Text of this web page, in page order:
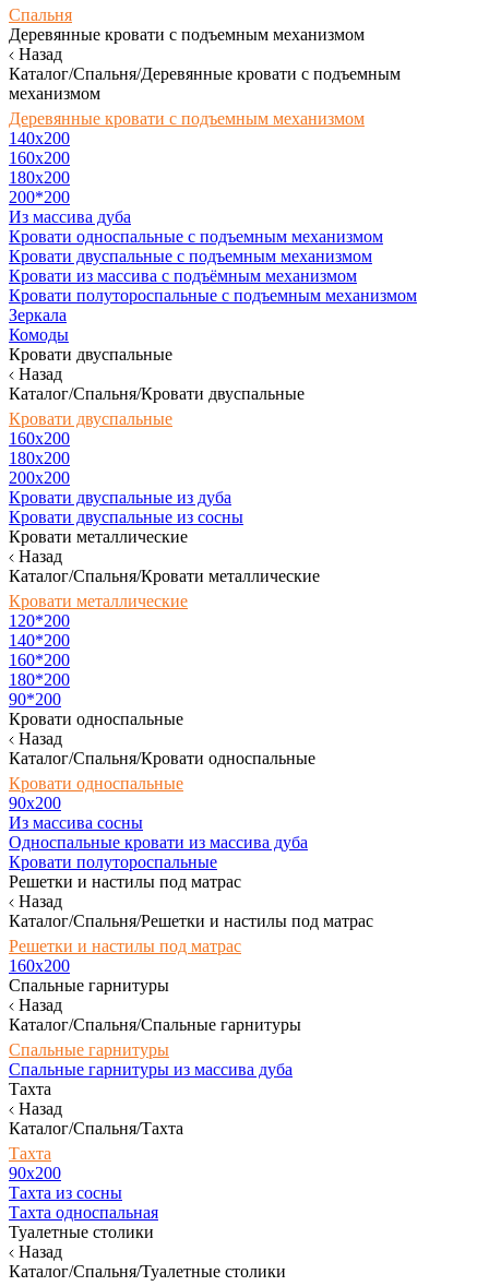
Спальня
Деревянные кровати с подъемным механизмом
Назад
Каталог/Спальня/Деревянные кровати с подъемным
механизмом
Деревянные кровати с подъемным механизмом
140x200
160х200
180х200
200*200
Из массива дуба
Кровати односпальные с подъемным механизмом
Кровати двуспальные с подъемным механизмом
Кровати из массива с подъёмным механизмом
Кровати полутороспальные с подъемным механизмом
Зеркала
Комоды
Кровати двуспальные
Назад
Каталог/Спальня/Кровати двуспальные
Кровати двуспальные
160х200
180x200
200x200
Кровати двуспальные из дуба
Кровати двуспальные из сосны
Кровати металлические
Назад
Каталог/Спальня/Кровати металлические
Кровати металлические
120*200
140*200
160*200
180*200
90*200
Кровати односпальные
Назад
Каталог/Спальня/Кровати односпальные
Кровати односпальные
90х200
Из массива сосны
Односпальные кровати из массива дуба
Кровати полутороспальные
Решетки и настилы под матрас
Назад
Каталог/Спальня/Решетки и настилы под матрас
Решетки и настилы под матрас
160х200
Спальные гарнитуры
Назад
Каталог/Спальня/Спальные гарнитуры
Спальные гарнитуры
Спальные гарнитуры из массива дуба
Тахта
Назад
Каталог/Спальня/Тахта
Тахта
90х200
Тахта из сосны
Тахта односпальная
Туалетные столики
Назад
Каталог/Спальня/Туалетные столики